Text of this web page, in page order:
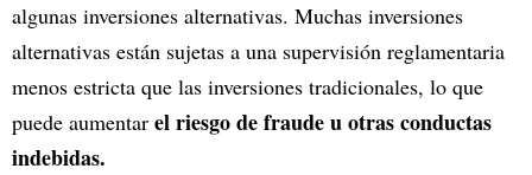
algunas inversiones alternativas. Muchas inversiones
alternativas están sujetas a una supervisión reglamentaria
menos estricta que las inversiones tradicionales, lo que
puede aumentar el riesgo de fraude u otras conductas
indebidas.